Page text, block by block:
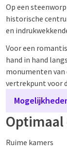
Op een
historische
en
Voor een
hand in hand
monumenten van
vertrekpunt voor
Ruime kamers